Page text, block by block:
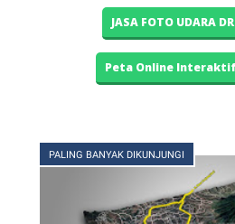
JASA FOTO UDARA
Peta Online Interaktif
PALING BANYAK DIKUNJUNGI